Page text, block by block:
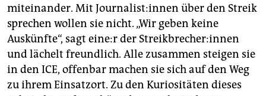
miteinander. Mit Jour­na­lis­t:in­nen über den Streik
sprechen wollen sie nicht. „Wir geben keine
Auskünfte“, sagt ei­ne:r der Streik­bre­che­r:in­nen
und lächelt freundlich. Alle zusammen steigen sie
in den ICE, offenbar machen sie sich auf den Weg
zu ihrem Einsatzort. Zu den Kuriositäten dieses